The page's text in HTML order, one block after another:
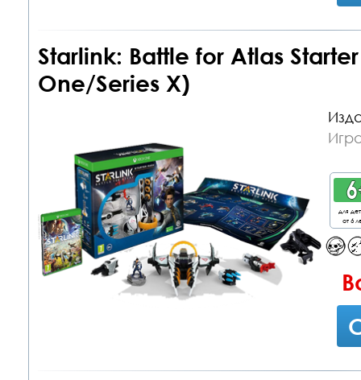
Starlink: Battle for Atlas
One/Series X)
для
от 6